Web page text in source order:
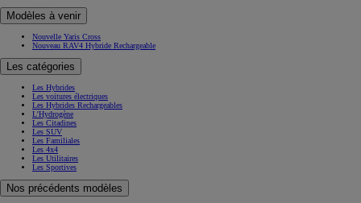
Modèles à venir
Nouvelle Yaris Cross
Nouveau RAV4 Hybride Rechargeable
Les catégories
Les Hybrides
Les voitures électriques
Les Hybrides Rechargeables
L'Hydrogène
Les Citadines
Les SUV
Les Familiales
Les 4x4
Les Utilitaires
Les Sportives
Nos précédents modèles